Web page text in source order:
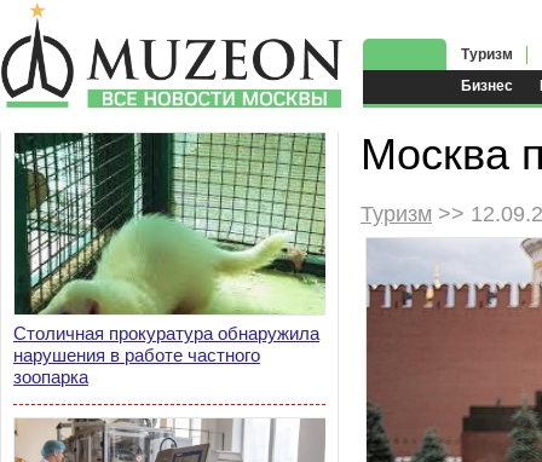
Бизнес
Туризм
Столичная прокуратура обнаружила
нарушения в работе частного
зоопарка
Москва
Туризм >>